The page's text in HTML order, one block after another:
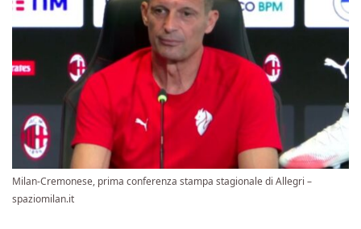
Milan-Cremonese, prima conferenza stampa stagionale di Allegri –
spaziomilan.it